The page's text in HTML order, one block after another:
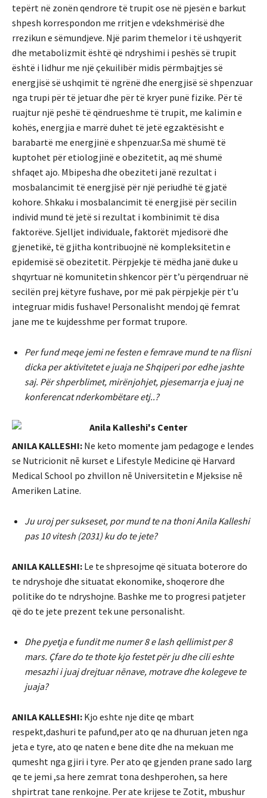
tepërt në zonën qendrore të trupit ose në pjesën e barkut
shpesh korrespondon me rritjen e vdekshmërisë dhe
rrezikun e sëmundjeve. Një parim themelor i të ushqyerit
dhe metabolizmit është që ndryshimi i peshës së trupit
është i lidhur me një çekuilibër midis përmbajtjes së
energjisë së ushqimit të ngrënë dhe energjisë së shpenzuar
nga trupi për të jetuar dhe për të kryer punë fizike. Për të
ruajtur një peshë të qëndrueshme të trupit, me kalimin e
kohës, energjia e marrë duhet të jetë egzaktësisht e
barabartë me energjinë e shpenzuar.Sa më shumë të
kuptohet për etiologjinë e obezitetit, aq më shumë
shfaqet ajo. Mbipesha dhe obeziteti janë rezultat i
mosbalancimit të energjisë për një periudhë të gjatë
kohore. Shkaku i mosbalancimit të energjisë për secilin
individ mund të jetë si rezultat i kombinimit të disa
faktorëve. Sjelljet individuale, faktorët mjedisorë dhe
gjenetikë, të gjitha kontribuojnë në kompleksitetin e
epidemisë së obezitetit. Përpjekje të mëdha janë duke u
shqyrtuar në komunitetin shkencor për t’u përqendruar në
secilën prej këtyre fushave, por më pak përpjekje për t’u
integruar midis fushave! Personalisht mendoj që femrat
jane me te kujdesshme per format trupore.
Per fund meqe jemi ne festen e femrave mund te na flisni
dicka per aktivitetet e juaja ne Shqiperi por edhe jashte
saj. Për shperblimet, mirënjohjet, pjesemarrja e juaj ne
konferencat nderkombëtare etj..?
ANILA KALLESHI: Ne keto momente jam pedagoge e lendes
se Nutricionit nē kurset e Lifestyle Medicine që Harvard
Medical School po zhvillon nē Universitetin e Mjeksise nē
Ameriken Latine.
Ju uroj per sukseset, por mund te na thoni Anila Kalleshi
pas 10 vitesh (2031) ku do te jete?
ANILA KALLESHI: Le te shpresojme që situata boterore do
te ndryshoje dhe situatat ekonomike, shoqerore dhe
politike do te ndryshojne. Bashke me to progresi patjeter
që do te jete prezent tek une personalisht.
Dhe pyetja e fundit me numer 8 e lash qellimist per 8
mars. Çfare do te thote kjo festet për ju dhe cili eshte
mesazhi i juaj drejtuar nēnave, motrave dhe kolegeve te
juaja?
ANILA KALLESHI: Kjo eshte nje dite qe mbart
respekt,dashuri te pafund,per ato qe na dhuruan jeten nga
jeta e tyre, ato qe naten e bene dite dhe na mekuan me
qumesht nga gjiri i tyre. Per ato qe gjenden prane sado larg
qe te jemi ,sa here zemrat tona deshperohen, sa here
shpirtrat tane renkojne. Per ate krijese te Zotit, mbushur